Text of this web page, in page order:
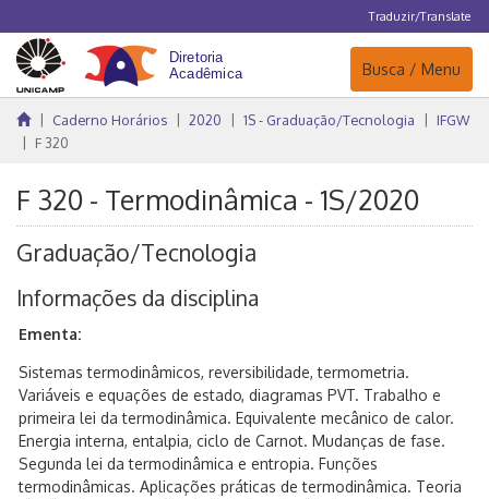
Traduzir/Translate
Navegação
Busca / Menu
Caderno Horários 2020 1S - Graduação/Tecnologia
IFGW
F 320
F 320 - Termodinâmica - 1S/2020
Graduação/Tecnologia
Informações da disciplina
Ementa:
Sistemas termodinâmicos, reversibilidade, termometria.
Variáveis e equações de estado, diagramas PVT. Trabalho e
primeira lei da termodinâmica. Equivalente mecânico de calor.
Energia interna, entalpia, ciclo de Carnot. Mudanças de fase.
Segunda lei da termodinâmica e entropia. Funções
termodinâmicas. Aplicações práticas de termodinâmica. Teoria